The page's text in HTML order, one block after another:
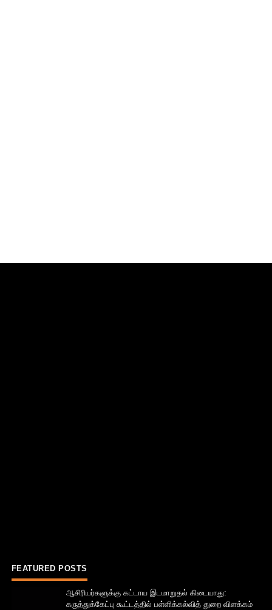
FEATURED POSTS
ஆசிரியர்களுக்கு கட்டாய இடமாறுதல் கிடையாது:
கருத்துக்கேட்பு கூட்டத்தில் பள்ளிக்கல்வித் துறை விளக்கம்